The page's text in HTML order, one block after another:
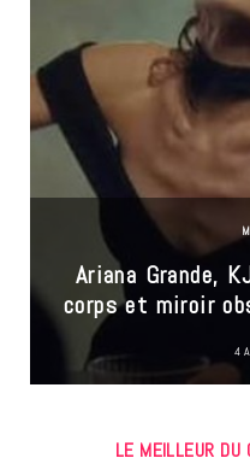
Ariana Grande,
corps et miroir
4
LE MEILLEUR DU